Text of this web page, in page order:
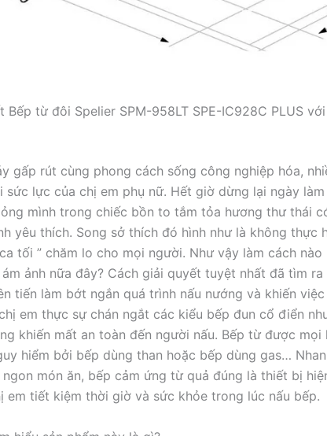
Bếp từ đôi Spelier SPM-958LT SPE-IC928C PLUS
gấp rút cùng phong cách sống công nghiệp hóa,
sức lực của chị em phụ nữ. Hết giờ dừng lại ngày
mình trong chiếc bồn to tắm tỏa hương thư thái
yêu thích. Song sở thích đó hình như là không thực
tối ” chăm lo cho mọi người. Như vậy làm cách
ảnh nữa đây? Cách giải quyết tuyệt nhất đã tìm
tiến làm bớt ngắn quá trình nấu nướng và khiến
em thực sự chán ngắt các kiểu bếp đun cổ điển
khiến mất an toàn đến người nấu. Bếp từ được
hiểm bởi bếp dùng than hoặc bếp dùng gas…
món ăn, bếp cảm ứng từ quả đúng là thiết bị
em tiết kiệm thời giờ và sức khỏe trong lúc nấu bếp.